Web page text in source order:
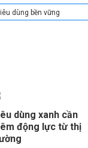
dùng bền vững
dùng xanh cần
động lực từ thị